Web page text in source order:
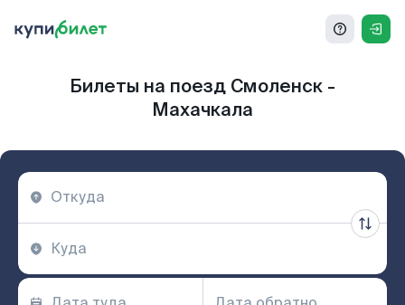
Билеты на поезд Смоленск -
Махачкала